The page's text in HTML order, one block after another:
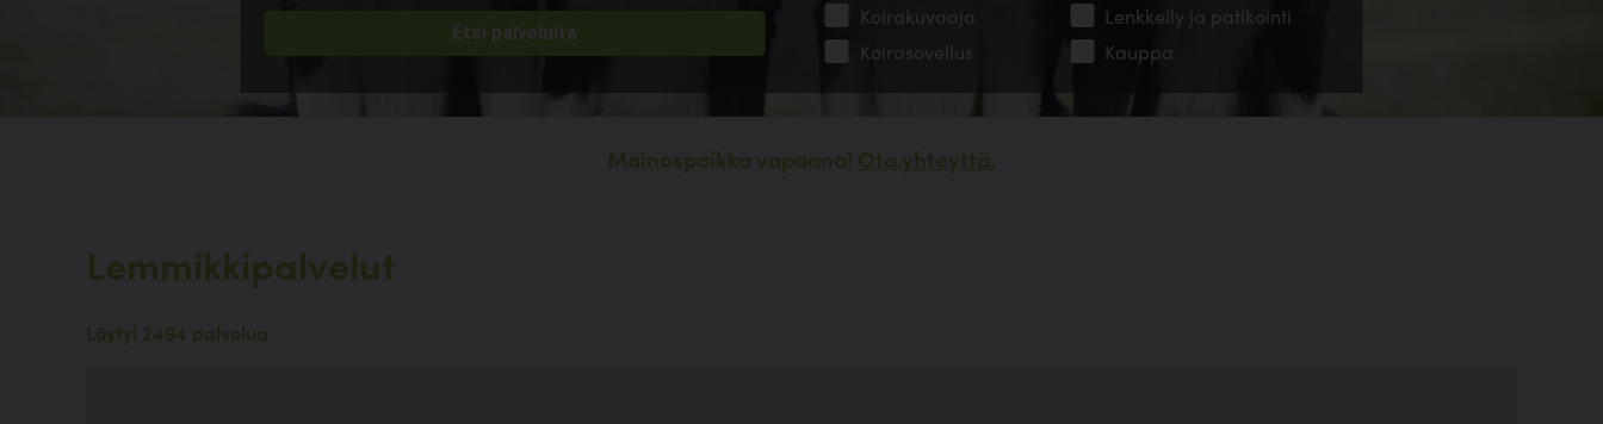
Koirakuvaaja
Lenkkeily ja patikointi
Koirasovellus
Kauppa
Mainospaikka vapaana! Ota yhteyttä.
Lemmikkipalvelut
Löytyi 2494 palvelua